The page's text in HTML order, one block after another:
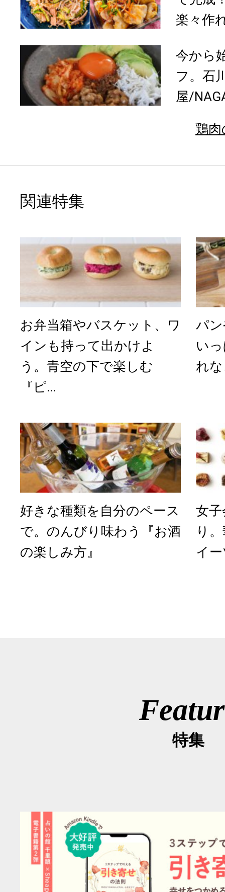
楽々作
今から
フ。石
屋/
鶏
関連特集
お弁当箱やバスケット、ワ
インも持って出かけよ
う。青空の下で楽しむ
『ピ...
パ
い
れ
好きな種類を自分のペース
で。のんびり味わう『お酒
の楽しみ方』
女
り
イ
特集